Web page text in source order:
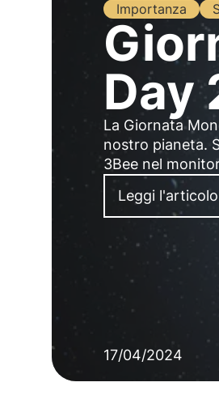
Importanza
Day
La Giornata
nostro pianeta.
3Bee nel
Leggi l'articolo
17/04/2024